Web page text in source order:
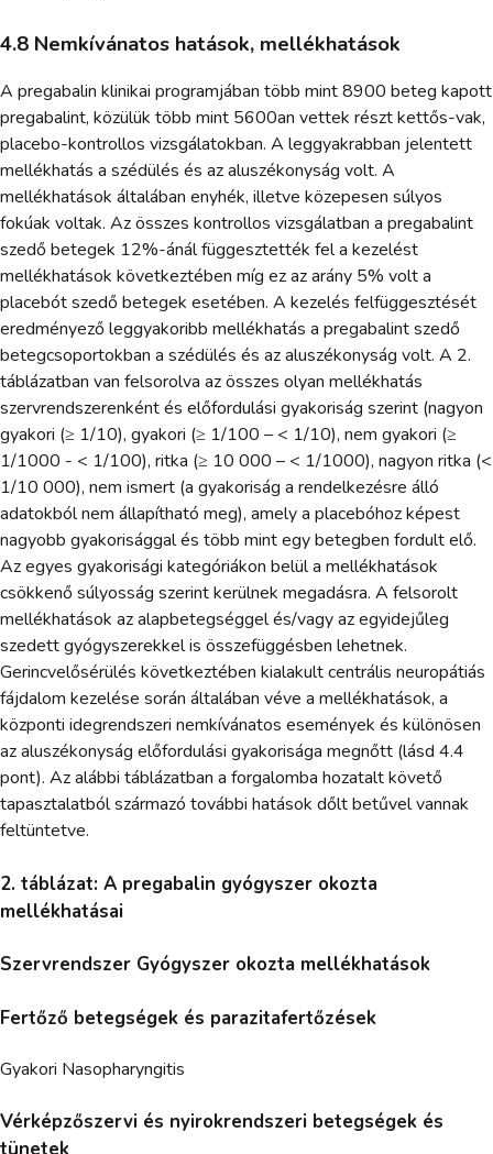
4.8 Nemkívánatos hatások, mellékhatások
A pregabalin klinikai programjában több mint 8900 beteg kapott
pregabalint, közülük több mint 5600an vettek részt kettős-vak,
placebo-kontrollos vizsgálatokban. A leggyakrabban jelentett
mellékhatás a szédülés és az aluszékonyság volt. A
mellékhatások általában enyhék, illetve közepesen súlyos
fokúak voltak. Az összes kontrollos vizsgálatban a pregabalint
szedő betegek 12%-ánál függesztették fel a kezelést
mellékhatások következtében míg ez az arány 5% volt a
placebót szedő betegek esetében. A kezelés felfüggesztését
eredményező leggyakoribb mellékhatás a pregabalint szedő
betegcsoportokban a szédülés és az aluszékonyság volt. A 2.
táblázatban van felsorolva az összes olyan mellékhatás
szervrendszerenként és előfordulási gyakoriság szerint (nagyon
gyakori (≥ 1/10), gyakori (≥ 1/100 – < 1/10), nem gyakori (≥
1/1000 - < 1/100), ritka (≥ 10 000 – < 1/1000), nagyon ritka (<
1/10 000), nem ismert (a gyakoriság a rendelkezésre álló
adatokból nem állapítható meg), amely a placebóhoz képest
nagyobb gyakorisággal és több mint egy betegben fordult elő.
Az egyes gyakorisági kategóriákon belül a mellékhatások
csökkenő súlyosság szerint kerülnek megadásra. A felsorolt
mellékhatások az alapbetegséggel és/vagy az egyidejűleg
szedett gyógyszerekkel is összefüggésben lehetnek.
Gerincvelősérülés következtében kialakult centrális neuropátiás
fájdalom kezelése során általában véve a mellékhatások, a
központi idegrendszeri nemkívánatos események és különösen
az aluszékonyság előfordulási gyakorisága megnőtt (lásd 4.4
pont). Az alábbi táblázatban a forgalomba hozatalt követő
tapasztalatból származó további hatások dőlt betűvel vannak
feltüntetve.
2. táblázat: A pregabalin gyógyszer okozta
mellékhatásai
Szervrendszer Gyógyszer okozta mellékhatások
Fertőző betegségek és parazitafertőzések
Gyakori Nasopharyngitis
Vérképzőszervi és nyirokrendszeri betegségek és